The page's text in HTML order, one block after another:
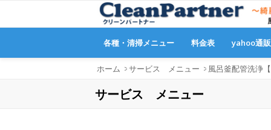
各種・清掃メニュー 料金表 yahoo通
ホーム >サービス メニュー > 風呂釜配管洗浄
サービス メニュー